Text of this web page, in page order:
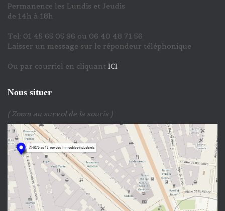
Permanence les Lundis et Jeudis
de 14h à 18h
Tel: 01 45 65 05 96 ou 06 40 48 71 56
Laisser un message sur le répondeur téléphonique
Ou par courriel en cliquant ICI
Nous situer
( Zoom au survol de la souris )